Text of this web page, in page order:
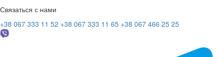
Связаться с нами
+38 067 333 11 52 +38 067 333 11 65 +38 067 466 25 25